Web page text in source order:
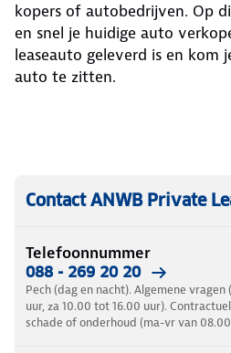
kopers of autobedrijven. Op
en snel je huidige auto
leaseauto geleverd is en kom
auto te zitten.
Contact ANWB Private
Telefoonnummer
088 - 269 20 20
Pech (dag en nacht). Algemene vragen
uur, za 10.00 tot 16.00 uur).
schade of onderhoud (ma-vr van 08.00